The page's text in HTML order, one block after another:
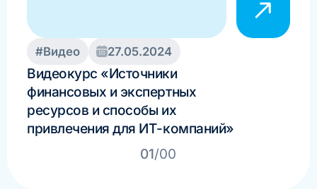
#Видео 27.05.2024
Видеокурс «Источники
финансовых и экспертных
ресурсов и способы их
привлечения для ИТ-компаний»
01/00